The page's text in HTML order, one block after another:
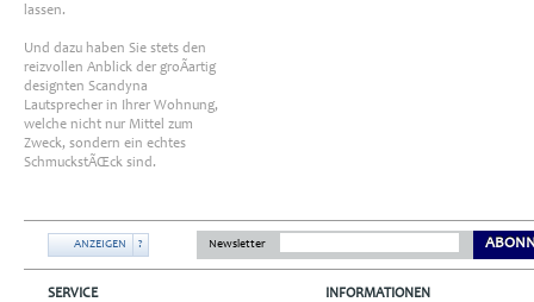
lassen.
Und dazu haben Sie stets den
reizvollen Anblick der groÃartig
designten Scandyna
Lautsprecher in Ihrer Wohnung,
welche nicht nur Mittel zum
Zweck, sondern ein echtes
SchmuckstÃŒck sind.
ANZEIGEN ? Newsletter
SERVICE
INFORMATIONEN